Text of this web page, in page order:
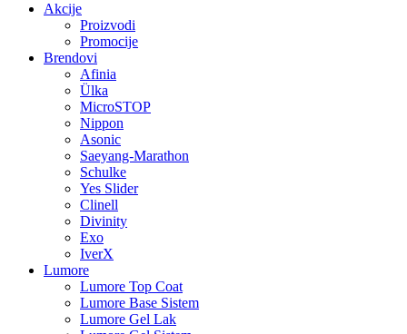
Akcije
Proizvodi
Promocije
Brendovi
Afinia
Ülka
MicroSTOP
Nippon
Asonic
Saeyang-Marathon
Schulke
Yes Slider
Clinell
Divinity
Exo
IverX
Lumore
Lumore Top Coat
Lumore Base Sistem
Lumore Gel Lak